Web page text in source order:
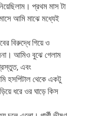
প্রথম মাস টা
আমি মাঝে মধ্যেই
বিরুদ্ধে গিয়ে ও
আমিও বুঝে গেলাম
এবং
হসপিটাল থেকে একটু
ধরে ওর ঘাড়ে কিস